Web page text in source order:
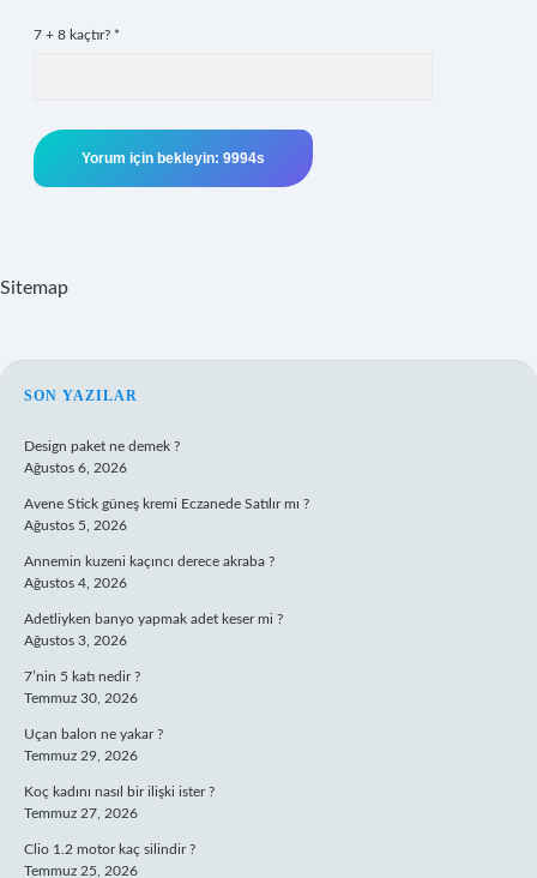
7 + 8 kaçtır? *
Sitemap
SIDEBAR
SON YAZILAR
Design paket ne demek ?
Ağustos 6, 2026
Avene Stick güneş kremi Eczanede Satılır mı ?
Ağustos 5, 2026
Annemin kuzeni kaçıncı derece akraba ?
Ağustos 4, 2026
Adetliyken banyo yapmak adet keser mi ?
Ağustos 3, 2026
7’nin 5 katı nedir ?
Temmuz 30, 2026
Uçan balon ne yakar ?
Temmuz 29, 2026
Koç kadını nasıl bir ilişki ister ?
Temmuz 27, 2026
Clio 1.2 motor kaç silindir ?
Temmuz 25, 2026